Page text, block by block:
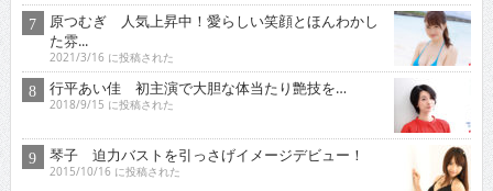
原つむぎ 人気上昇中！愛らしい笑顔とほんわかし
た雰...
2021/3/16 に投稿された
行平あい佳 初主演で大胆な体当たり艶技を…
2018/9/15 に投稿された
琴子 迫力バストを引っさげイメージデビュー！
2015/10/16 に投稿された